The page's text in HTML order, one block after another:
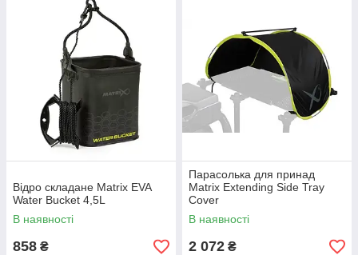
Відро складане Matrix EVA
Water Bucket 4,5L
В наявності
858 ₴
Парасолька для принад
Matrix Extending Side Tray
Cover
В наявності
2 072 ₴